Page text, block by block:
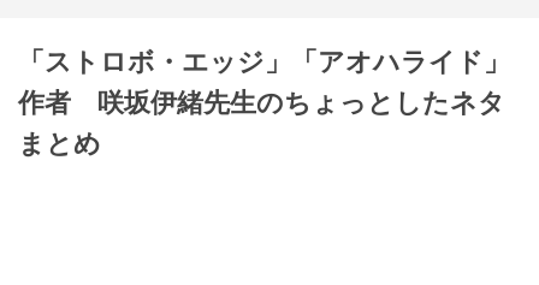
「ストロボ・エッジ」「アオハライド」
作者 咲坂伊緒先生のちょっとしたネタ
まとめ